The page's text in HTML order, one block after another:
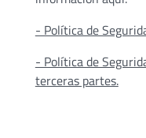
- Política de
- Política de
terceras partes.